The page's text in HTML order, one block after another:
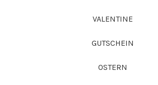
VALENTINE
GUTSCHEIN
OSTERN